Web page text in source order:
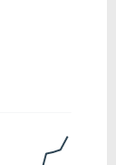
0.00%